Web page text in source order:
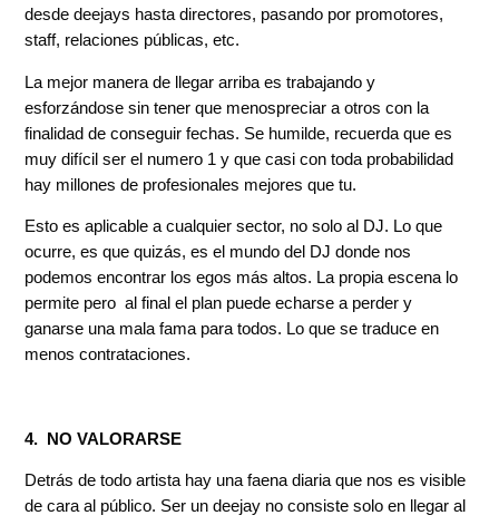
desde deejays hasta directores, pasando por promotores,
staff, relaciones públicas, etc.
La mejor manera de llegar arriba es trabajando y
esforzándose sin tener que menospreciar a otros con la
finalidad de conseguir fechas. Se humilde, recuerda que es
muy difícil ser el numero 1 y que casi con toda probabilidad
hay millones de profesionales mejores que tu.
Esto es aplicable a cualquier sector, no solo al DJ. Lo que
ocurre, es que quizás, es el mundo del DJ donde nos
podemos encontrar los egos más altos. La propia escena lo
permite pero al final el plan puede echarse a perder y
ganarse una mala fama para todos. Lo que se traduce en
menos contrataciones.
4. NO VALORARSE
Detrás de todo artista hay una faena diaria que nos es visible
de cara al público. Ser un deejay no consiste solo en llegar al